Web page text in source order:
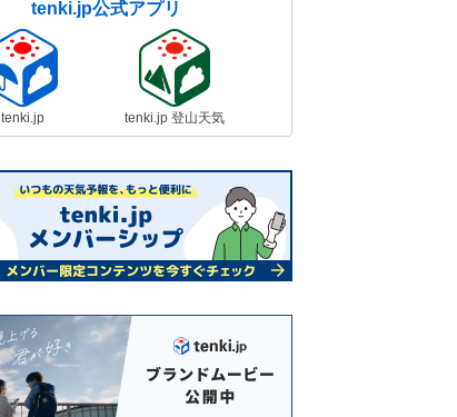
tenki.jp公式アプリ
tenki.jp tenki.jp 登山天気